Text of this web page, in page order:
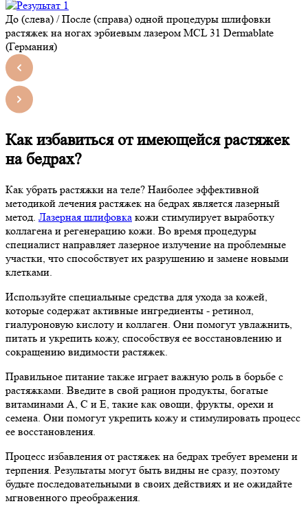
До (слева) / После (справа) одной процедуры шлифовки
растяжек на ногах эрбиевым лазером MCL 31 Dermablate
(Германия)
Как избавиться от имеющейся растяжек
на бедрах?
Как убрать растяжки на теле? Наиболее эффективной
методикой лечения растяжек на бедрах является лазерный
метод. Лазерная шлифовка кожи стимулирует выработку
коллагена и регенерацию кожи. Во время процедуры
специалист направляет лазерное излучение на проблемные
участки, что способствует их разрушению и замене новыми
клетками.
Используйте специальные средства для ухода за кожей,
которые содержат активные ингредиенты - ретинол,
гиалуроновую кислоту и коллаген. Они помогут увлажнить,
питать и укрепить кожу, способствуя ее восстановлению и
сокращению видимости растяжек.
Правильное питание также играет важную роль в борьбе с
растяжками. Введите в свой рацион продукты, богатые
витаминами А, С и Е, такие как овощи, фрукты, орехи и
семена. Они помогут укрепить кожу и стимулировать процесс
ее восстановления.
Процесс избавления от растяжек на бедрах требует времени и
терпения. Результаты могут быть видны не сразу, поэтому
будьте последовательными в своих действиях и не ожидайте
мгновенного преображения.